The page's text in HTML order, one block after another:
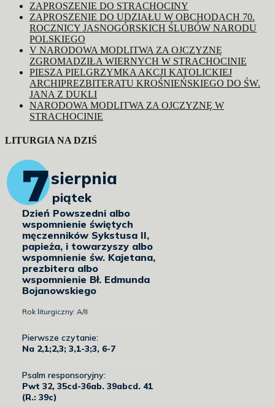
ZAPROSZENIE DO STRACHOCINY
ZAPROSZENIE DO UDZIAŁU W OBCHODACH 70.
ROCZNICY JASNOGÓRSKICH ŚLUBÓW NARODU
POLSKIEGO
V NARODOWA MODLITWA ZA OJCZYZNĘ
ZGROMADZIŁA WIERNYCH W STRACHOCINIE
PIESZA PIELGRZYMKA AKCJI KATOLICKIEJ
ARCHIPREZBITERATU KROŚNIEŃSKIEGO DO ŚW.
JANA Z DUKLI
NARODOWA MODLITWA ZA OJCZYZNĘ W
STRACHOCINIE
LITURGIA NA DZIŚ